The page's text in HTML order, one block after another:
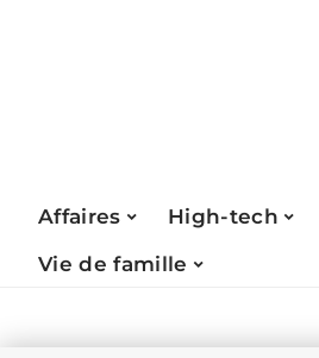
Affaires High-tech
Vie de famille